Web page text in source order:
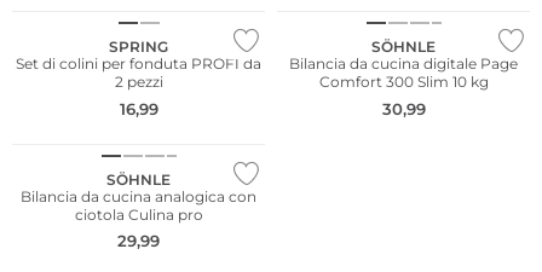
SPRING
Set di colini per fonduta PROFI da
2 pezzi
16,99
SÖHNLE
Bilancia da cucina digitale Page
Comfort 300 Slim 10 kg
30,99
SÖHNLE
Bilancia da cucina analogica con
ciotola Culina pro
29,99